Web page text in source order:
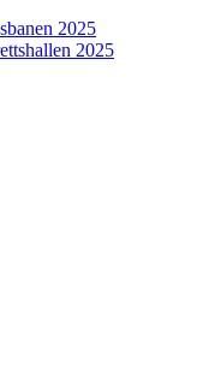
2025
2025